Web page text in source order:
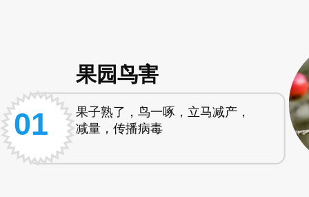
果园鸟害
01
果子熟了，鸟一啄，立马减产，
减量，传播病毒